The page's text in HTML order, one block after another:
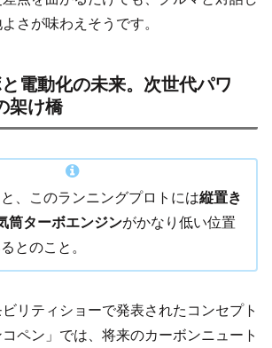
さが味わえそうです。
電動化の未来。次世代パワ
架け橋
、このランニングプロトには縦置き
筒ターボエンジンがかなり低い位置
とのこと。
リティショーで発表されたコンセプト
ペン」では、将来のカーボンニュート